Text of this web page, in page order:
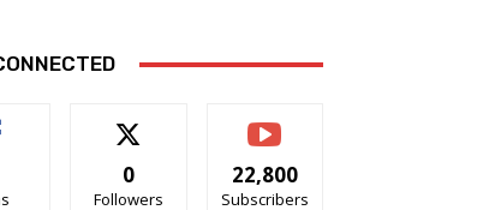
0
Followers
22,800
Subscribers